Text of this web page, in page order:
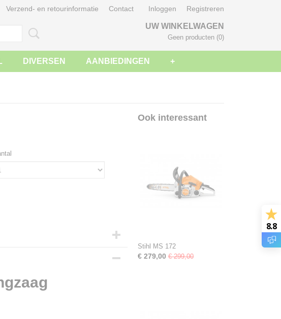
Verzend- en retourinformatie Contact Inloggen Registreren
UW WINKELWAGEN
Geen producten (0)
DIVERSEN AANBIEDINGEN +
Ook interessant
Stihl MS 172
€ 279,00 € 299,00
8.8